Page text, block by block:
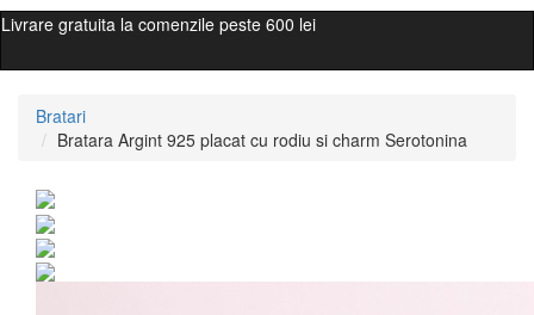
Livrare gratuita la comenzile peste 600 lei
Bratari
Bratara Argint 925 placat cu rodiu si charm Serotonina